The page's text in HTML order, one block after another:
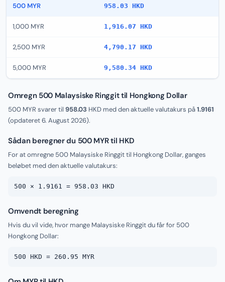
500 MYR 958.03 HKD
1,000 MYR 1,916.07 HKD
2,500 MYR 4,790.17 HKD
5,000 MYR 9,580.34 HKD
Omregn 500 Malaysiske Ringgit til Hongkong Dollar
500 MYR svarer til 958.03 HKD med den aktuelle valutakurs på1.9161
(opdateret6. August 2026).
Sådan beregner du 500 MYR til HKD
For at omregne 500 Malaysiske Ringgit til Hongkong Dollar, ganges
beløbet med den aktuelle valutakurs:
500 × 1.9161 = 958.03 HKD
Omvendt beregning
Hvis du vil vide, hvor mange Malaysiske Ringgit du får for 500
Hongkong Dollar:
500 HKD = 260.95 MYR